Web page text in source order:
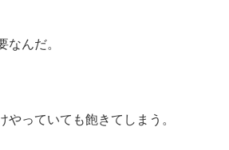
なんだ。
やっていても飽きてしまう。